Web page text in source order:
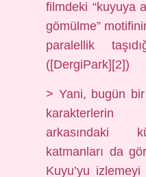
filmdeki “kuyuya
gömülme”
paralellik
([DergiPark][2])
> Yani, bugün
karakterlerin
arkasındaki
katmanları da
Kuyu’yu